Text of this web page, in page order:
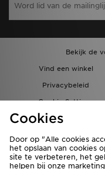
Bekijk de
Vind een winkel
Privacybeleid
Cookie Settings
Bestellingen en Levering
Cookies
Door op "Alle cookies
het opslaan van cookies
site te verbeteren, het
helpen bij onze